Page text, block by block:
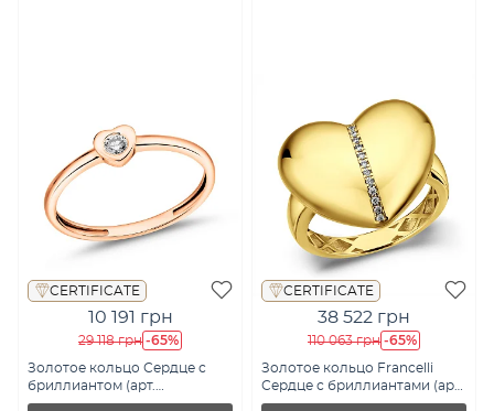
CERTIFICATE
10 191 грн
29 118 грн -65%
Золотое кольцо Сердце с
бриллиантом (арт.
К011717005)
CERTIFICATE
38 522 грн
110 063 грн -65%
Золотое кольцо Francelli
Сердце с бриллиантами (арт.
К141382005ж)